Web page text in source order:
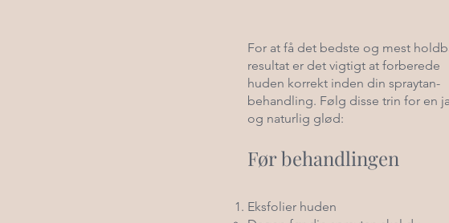
For at få det bedste og mest
resultat er det vigtigt at forberede
huden korrekt inden din spraytan-
behandling. Følg disse trin for en
og naturlig glød:
Før behandlingen
Eksfolier huden